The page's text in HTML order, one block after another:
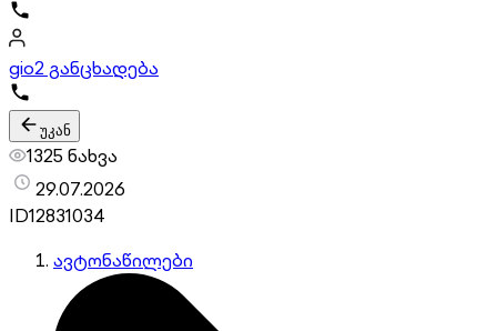
gio2 განცხადება
უკან
1325 ნახვა
29.07.2026
ID12831034
ავტონაწილები